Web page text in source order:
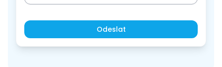
Odeslat